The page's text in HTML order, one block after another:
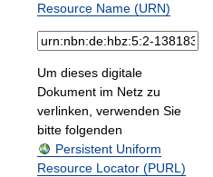
Resource Name (URN)
Um dieses digitale
Dokument im Netz zu
verlinken, verwenden Sie
bitte folgenden
Persistent Uniform
Resource Locator (PURL)